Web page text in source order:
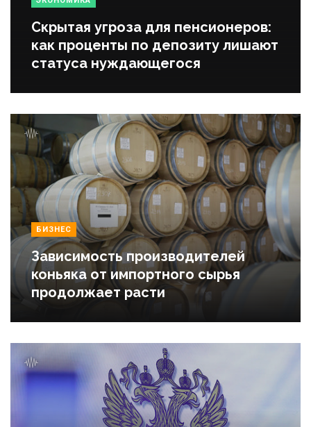
Скрытая угроза для пенсионеров:
как проценты по депозиту лишают
статуса нуждающегося
БИЗНЕС
Зависимость производителей
коньяка от импортного сырья
продолжает расти